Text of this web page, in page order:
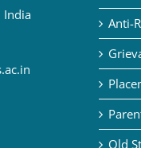
India
Anti-
Old